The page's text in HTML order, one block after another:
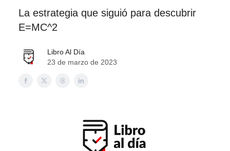
La estrategia que siguió para descubrir
E=MC^2
Libro Al Día
23 de marzo de 2023